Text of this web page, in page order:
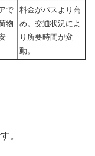
で
物
料金がバスより高
め。交通状況によ
り所要時間が変
動。
。